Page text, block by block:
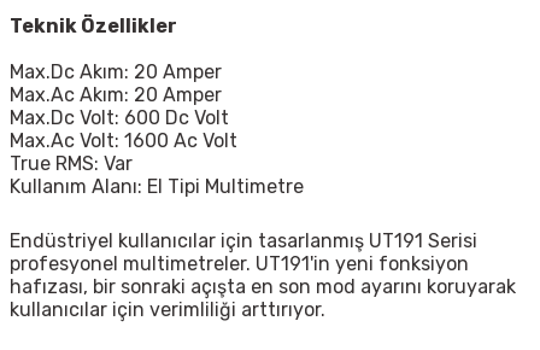
Teknik Özellikler
Max.Dc Akım: 20 Amper
Max.Ac Akım: 20 Amper
Max.Dc Volt: 600 Dc Volt
Max.Ac Volt: 1600 Ac Volt
True RMS: Var
Kullanım Alanı: El Tipi Multimetre
Endüstriyel kullanıcılar için tasarlanmış UT191 Serisi
profesyonel multimetreler. UT191'in yeni fonksiyon
hafızası, bir sonraki açışta en son mod ayarını koruyarak
kullanıcılar için verimliliği arttırıyor.